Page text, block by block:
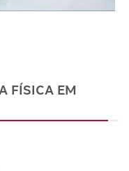
FÍSICA EM